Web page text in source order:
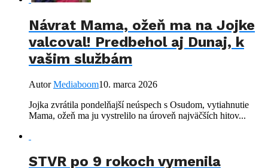
Návrat Mama, ožeň ma na Jojke
valcoval! Predbehol aj Dunaj, k
vašim službám
AutorMediaboom10. marca 2026
Jojka zvrátila pondelňajší neúspech s Osudom, vytiahnutie
Mama, ožeň ma ju vystrelilo na úroveň najväčších hitov...
STVR po 9 rokoch vymenila